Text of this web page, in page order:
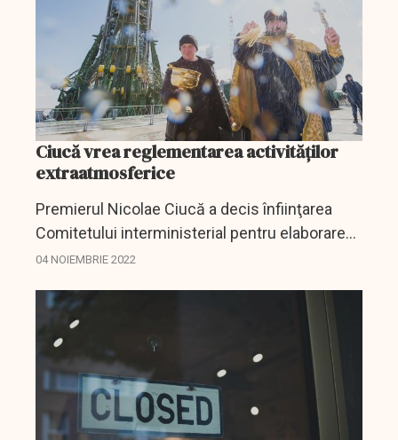
Ciucă vrea reglementarea activităților
extraatmosferice
Premierul Nicolae Ciucă a decis înfiinţarea
Comitetului interministerial pentru elaborarea
cadrului normativ privind reglementarea
04 NOIEMBRIE 2022